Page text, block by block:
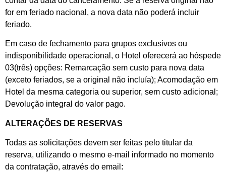
for em feriado nacional, a nova data não poderá incluir
feriado.
Em caso de fechamento para grupos exclusivos ou
indisponibilidade operacional, o Hotel oferecerá ao hóspede
03(três) opções: Remarcação sem custo para nova data
(exceto feriados, se a original não incluía); Acomodação em
Hotel da mesma categoria ou superior, sem custo adicional;
Devolução integral do valor pago.
ALTERAÇÕES DE RESERVAS
Todas as solicitações devem ser feitas pelo titular da
reserva, utilizando o mesmo e-mail informado no momento
da contratação, através do email :